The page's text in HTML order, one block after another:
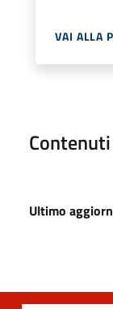
VAI ALLA
Ultimo